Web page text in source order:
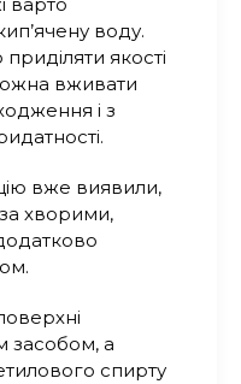
воду.
якості
вживати
і з
вже виявили,
хворими,
засобом, а
спирту